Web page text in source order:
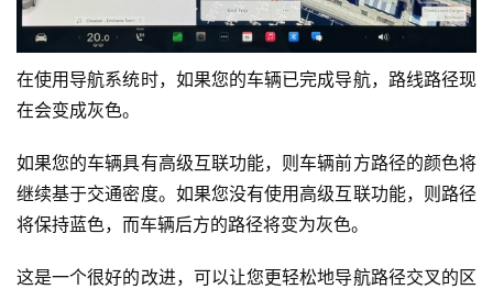
在使用导航系统时，如果您的车辆已完成导航，路线路径现
在会变成灰色。
如果您的车辆具有高级互联功能，则车辆前方路径的颜色将
继续基于交通密度。如果您没有使用高级互联功能，则路径
将保持蓝色，而车辆后方的路径将变为灰色。
这是一个很好的改进，可以让您更轻松地导航路径交叉的区